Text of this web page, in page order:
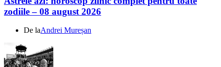
zodiile – 08 august 2026
De laAndrei Mureșan